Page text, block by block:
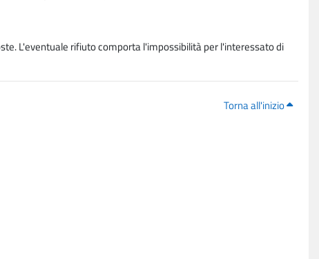
L'eventuale rifiuto comporta l'impossibilità per l'interessato di
Torna all'inizio